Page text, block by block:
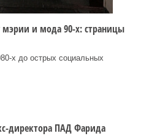
мэрии и мода 90-х: страницы
до острых социальных
директора ПАД Фарида